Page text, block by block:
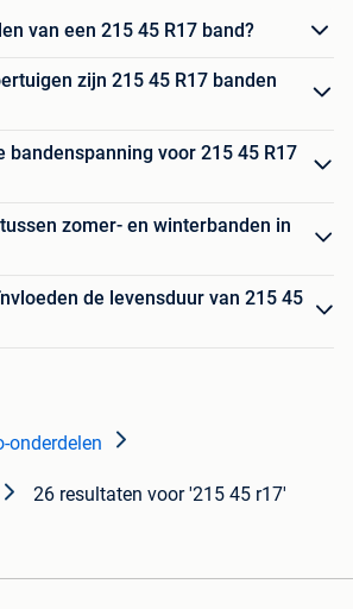
van een 215 45 R17 band?
zijn 215 45 R17 banden
bandenspanning voor 215 45 R17
zomer- en winterbanden in
de levensduur van 215 45
onderdelen
26 resultaten voor '215 45 r17'